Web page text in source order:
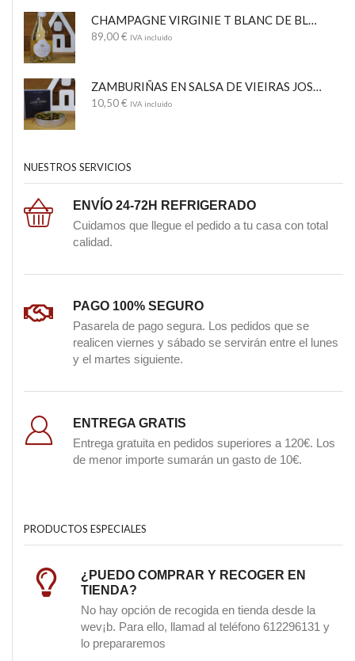
CHAMPAGNE VIRGINIE T BLANC DE BLANCS
89,00€ IVA incluido
ZAMBURIÑAS EN SALSA DE VIEIRAS JOSÉ PEÑA
10,50€ IVA incluido
NUESTROS SERVICIOS
ENVÍO 24-72H REFRIGERADO
Cuidamos que llegue el pedido a tu casa con total
calidad.
PAGO 100% SEGURO
Pasarela de pago segura. Los pedidos que se
realicen viernes y sábado se servirán entre el lunes
y el martes siguiente.
ENTREGA GRATIS
Entrega gratuita en pedidos superiores a 120€. Los
de menor importe sumarán un gasto de 10€.
PRODUCTOS ESPECIALES
¿PUEDO COMPRAR Y RECOGER EN
TIENDA?
No hay opción de recogida en tienda desde la
wev¡b. Para ello, llamad al teléfono 612296131 y
lo prepararemos